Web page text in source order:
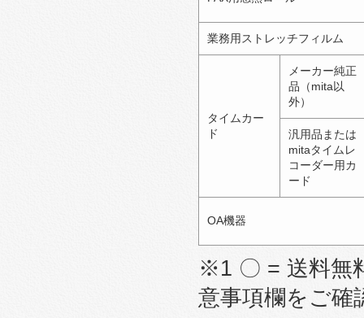
業務用ストレッチフィルム
タイムカー
ド
メーカー純正
品（mita以
外）
汎用品または
mitaタイムレ
コーダー用カ
ード
OA機器
※1 〇 = 送料無
意事項欄をご確